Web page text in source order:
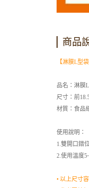
商品
【淋膜L型
品名：淋膜
尺寸：前
材質：食品
使用說明：
1.雙開口錯
2.使用溫度
• 以上尺寸